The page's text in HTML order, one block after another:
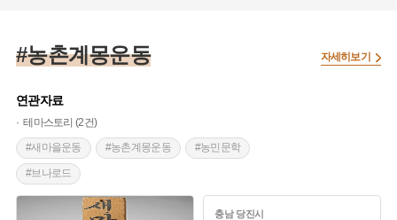
#농촌계몽운동
연관자료
테마스토리 (2건)
#새마을운동
#농촌계몽운동 #농민문학
#브나로드
자세히보기
충남 당진시